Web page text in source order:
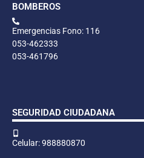
BOMBEROS
Emergencias Fono: 116
053-462333
053-461796
SEGURIDAD CIUDADANA
Celular: 988880870